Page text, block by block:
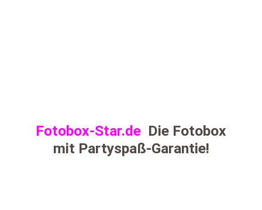
Fotobox-Star.de Die Fotobox
mit Partyspaß-Garantie!